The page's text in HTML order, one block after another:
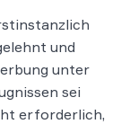
und
unter
sei
erforderlich,